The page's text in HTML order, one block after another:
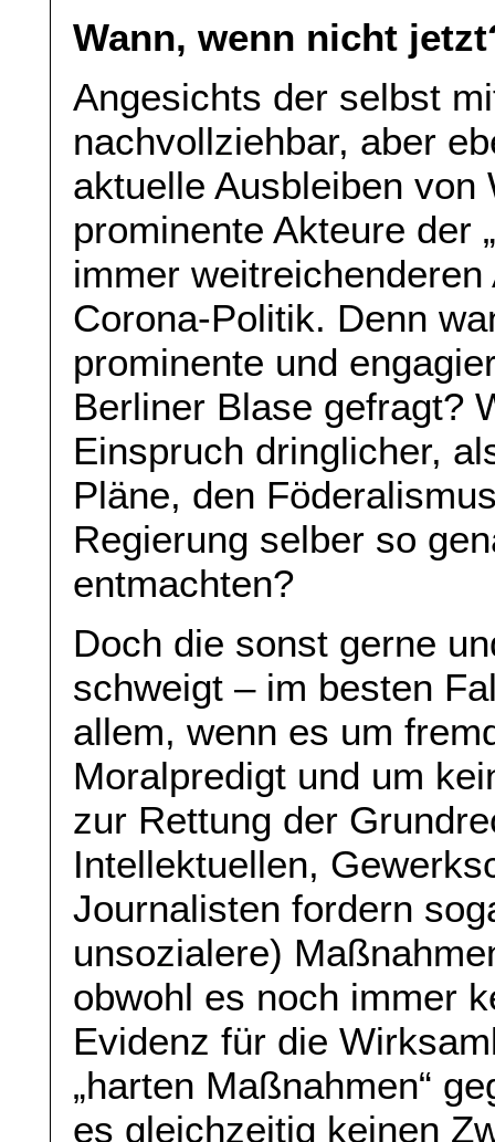
Wann, wenn nicht
Angesichts der selbst
nachvollziehbar, aber
aktuelle Ausbleiben von
prominente Akteure der
immer
Corona-Politik. Denn
prominente und
Berliner Blase gefragt?
Einspruch dringlicher,
Pläne, den
Regierung selber so
entmachten?
Doch die sonst gerne
schweigt – im besten
allem, wenn es um
Moralpredigt und um
zur Rettung der
Intellektuellen,
Journalisten fordern
unsozialere)
obwohl es noch immer
Evidenz für die
„harten Maßnahmen“
es gleichzeitig keinen